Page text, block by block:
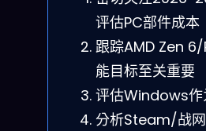
评估PC部件成本
跟踪AMD Zen
能目标至关重要
评估Windows作
分析Steam/战